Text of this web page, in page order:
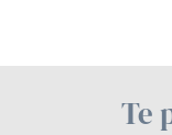
Te